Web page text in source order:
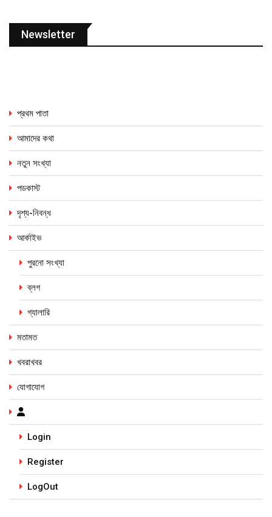
Newsletter
প্রথম পাতা
আমাদের কথা
নতুন সংখ্যা
পডকাস্ট
দৃশ্য-নিবন্ধ
আর্কাইভ
পুরনো সংখ্যা
ব্লগ
গ্যালারি
মতামত
খবরাখবর
যোগাযোগ
Login
Register
LogOut